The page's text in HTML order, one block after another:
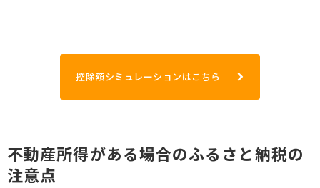
控除額シミュレーションはこちら
不動産所得がある場合のふるさと納税の
注意点